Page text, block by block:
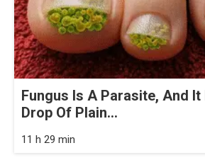
Fungus Is A Parasite, And
Drop Of Plain...
11 h 29 min